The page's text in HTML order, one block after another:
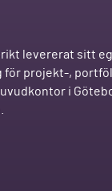
levererat sitt
för projekt-,
i